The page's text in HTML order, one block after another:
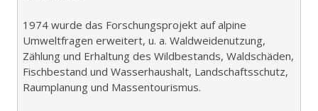
1974 wurde das Forschungsprojekt auf alpine
Umweltfragen erweitert, u. a. Waldweidenutzung,
Zählung und Erhaltung des Wildbestands, Waldschäden,
Fischbestand und Wasserhaushalt, Landschaftsschutz,
Raumplanung und Massentourismus.